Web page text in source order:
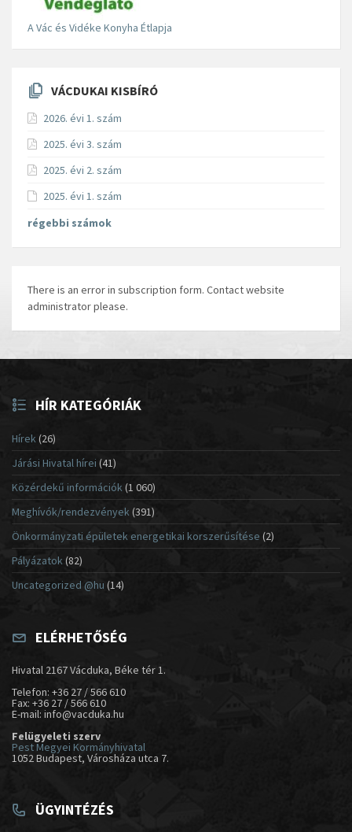
A Vác és Vidéke Konyha Étlapja
VÁCDUKAI KISBÍRÓ
2026. évi 1. szám
2025. évi 3. szám
2025. évi 2. szám
2025. évi 1. szám
régebbi számok
There is an error in subscription form. Contact website
administrator please.
HÍR KATEGÓRIÁK
Hírek(26)
Járási Hivatal hírei (41)
Közérdekű információk(1 060)
Meghívók/rendezvények (391)
Önkormányzati épületek energetikai korszerűsítése (2)
Pályázatok (82)
Uncategorized @hu (14)
ELÉRHETŐSÉG
Hivatal 2167 Vácduka, Béke tér 1.
Telefon: +36 27 / 566 610
Fax: +36 27 / 566 610
E-mail: info@vacduka.hu
Felügyeleti szerv
Pest Megyei Kormányhivatal
1052 Budapest, Városháza utca 7.
ÜGYINTÉZÉS